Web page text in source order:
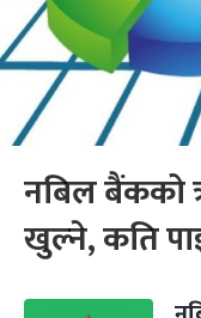
नबिल बैंकको
खुल्ने, कति